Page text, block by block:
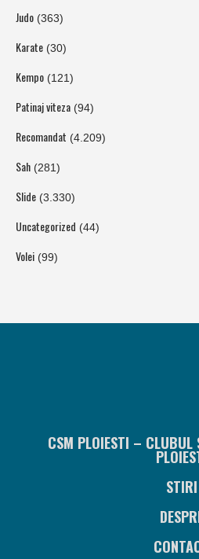
Judo (363)
Karate (30)
Kempo (121)
Patinaj viteza (94)
Recomandat (4.209)
Sah (281)
Slide (3.330)
Uncategorized (44)
Volei (99)
CSM PLOIESTI – CLUBUL
STIRI